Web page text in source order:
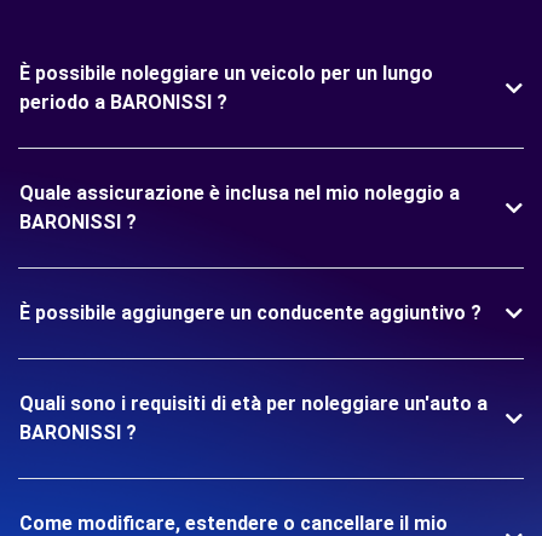
È possibile noleggiare un veicolo per un lungo
periodo a BARONISSI ?
Quale assicurazione è inclusa nel mio noleggio a
BARONISSI ?
È possibile aggiungere un conducente aggiuntivo ?
Quali sono i requisiti di età per noleggiare un'auto a
BARONISSI ?
Come modificare, estendere o cancellare il mio